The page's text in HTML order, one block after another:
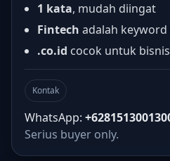
1 kata, mudah diingat
Fintech adalah
.co.id cocok untuk
Kontak
WhatsApp:
Serius buyer only.